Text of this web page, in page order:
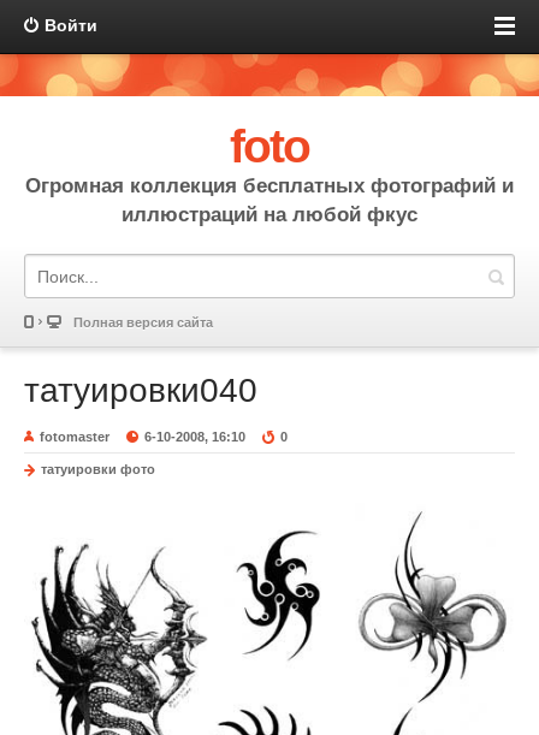
Войти
foto
Огромная коллекция бесплатных фотографий и
иллюстраций на любой фкус
Полная версия сайта
татуировки040
fotomaster 6-10-2008, 16:10 0
татуировки фото